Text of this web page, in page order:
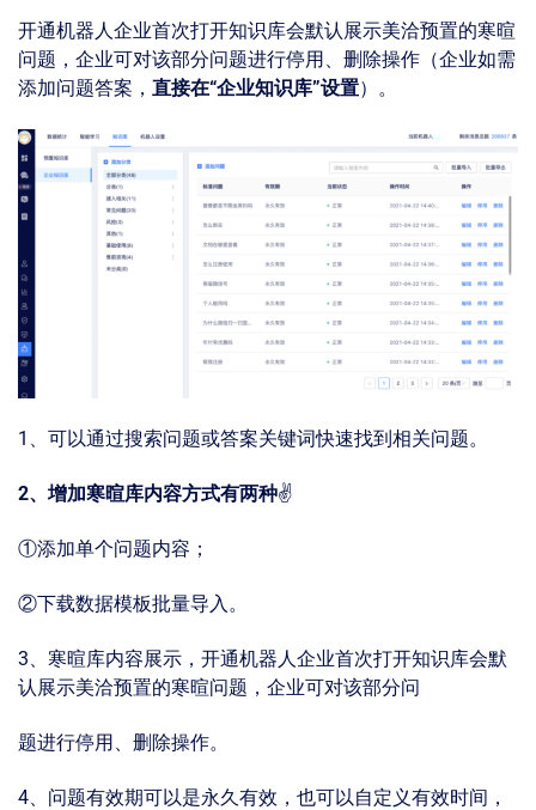
开通机器⼈企业首次打开知识库会默认展示美洽预置的寒暄
问题，企业可对该部分问题进⾏停用、删除操作（企业如需
添加问题答案， 直接在“企业知识库”设置）。
1、可以通过搜索问题或答案关键词快速找到相关问题。
2、增加寒暄库内容方式有两种✌
①添加单个问题内容；
②下载数据模板批量导⼊。
3、寒暄库内容展示，开通机器⼈企业⾸次打开知识库会默
认展示美洽预置的寒暄问题，企业可对该部分问
题进行停用、删除操作。
4、问题有效期可以是永久有效，也可以⾃定义有效时间，